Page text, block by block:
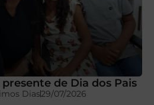
de Dia dos Pais
Dias29/07/2026